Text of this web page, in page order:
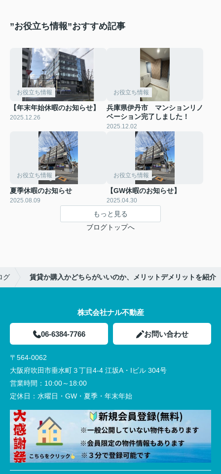
”お役立ち情報”おすすめ記事
お役立ち情報
【年末年始休暇のお知らせ】
2025.12.26
お役立ち情報
兵庫県伊丹市 マンションリノ
ベーション完了しました！
2025.12.02
お役立ち情報
夏季休暇のお知らせ
2025.08.09
お役立ち情報
【GW休暇のお知らせ】
2025.04.30
もっと見る
ブログトップへ
グ 賃貸か購入かどちらがいいのか、メリットデメリットを紹介
株式会社ナル不動産
06-6384-7766 お問い合わせ
〒564-0062
大阪府吹田市垂水町３丁目4-4 江坂A・Iビル 304号
営業時間： 10:00～18:00
定休日： 水曜日・GW・夏季・年末年始